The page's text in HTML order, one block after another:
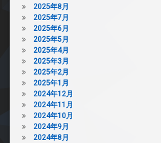
2025年8月
2025年7月
2025年6月
2025年5月
2025年4月
2025年3月
2025年2月
2025年1月
2024年12月
2024年11月
2024年10月
2024年9月
2024年8月